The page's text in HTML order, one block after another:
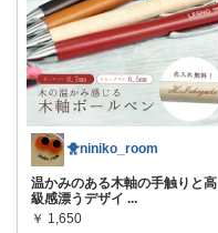
🐥niniko_room
温かみのある木軸の手触りと高
級感漂うデザイ ...
￥ 1,650